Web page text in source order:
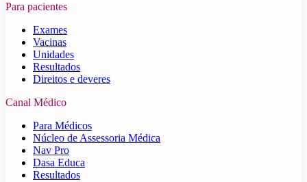
Para pacientes
Exames
Vacinas
Unidades
Resultados
Direitos e deveres
Canal Médico
Para Médicos
Núcleo de Assessoria Médica
Nav Pro
Dasa Educa
Resultados